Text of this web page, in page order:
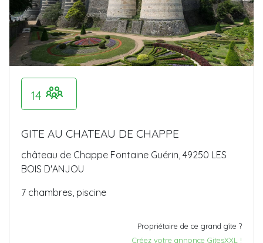
14
GITE AU CHATEAU DE CHAPPE
château de Chappe Fontaine Guérin, 49250 LES
BOIS D'ANJOU
7 chambres, piscine
Propriétaire de ce grand gîte ?
Créez votre annonce GitesXXL !